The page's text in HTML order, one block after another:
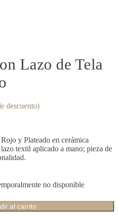
Lazo de Tela
descuento)
y Plateado en cerámica
textil aplicado a mano; pieza de
no disponible
al carrito